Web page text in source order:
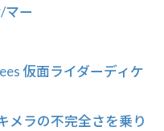
マー
仮面ライダーディケ
メラの不完全さを乗り